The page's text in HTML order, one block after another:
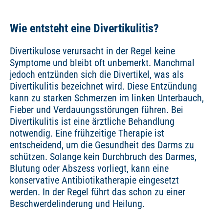
Wie entsteht eine Divertikulitis?
Divertikulose verursacht in der Regel keine
Symptome und bleibt oft unbemerkt. Manchmal
jedoch entzünden sich die Divertikel, was als
Divertikulitis bezeichnet wird. Diese Entzündung
kann zu starken Schmerzen im linken Unterbauch,
Fieber und Verdauungsstörungen führen. Bei
Divertikulitis ist eine ärztliche Behandlung
notwendig. Eine frühzeitige Therapie ist
entscheidend, um die Gesundheit des Darms zu
schützen. Solange kein Durchbruch des Darmes,
Blutung oder Abszess vorliegt, kann eine
konservative Antibiotikatherapie eingesetzt
werden. In der Regel führt das schon zu einer
Beschwerdelinderung und Heilung.